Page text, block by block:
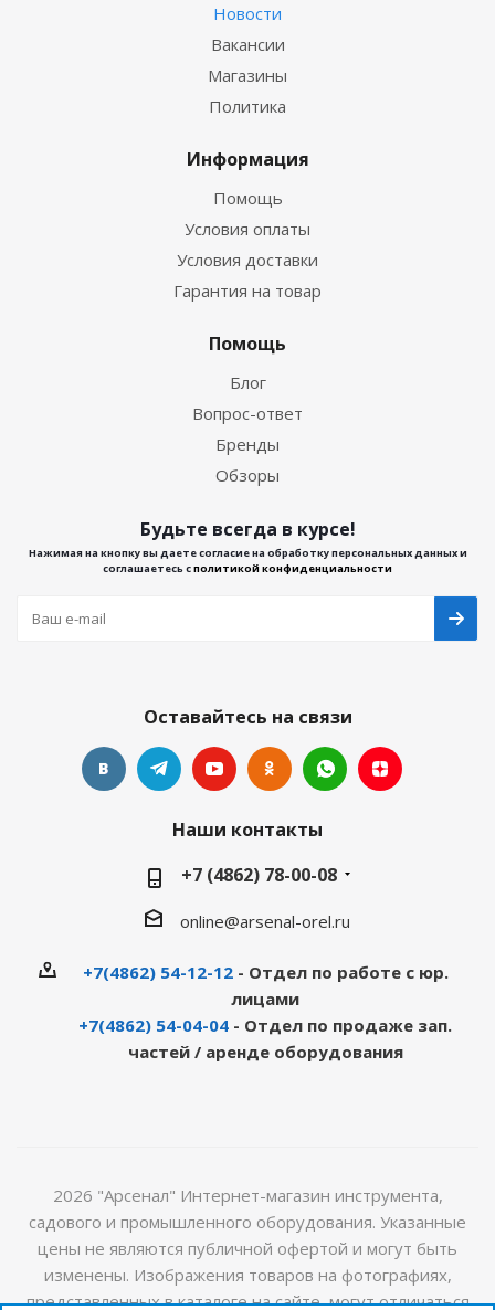
Новости
Вакансии
Магазины
Политика
Информация
Помощь
Условия оплаты
Условия доставки
Гарантия на товар
Помощь
Блог
Вопрос-ответ
Бренды
Обзоры
Будьте всегда в курсе!
Нажимая на кнопку вы даете согласие на обработку персональных данных и
соглашаетесь сполитикой конфиденциальности
Оставайтесь на связи
Наши контакты
+7 (4862) 78-00-08
online@arsenal-orel.ru
+7(4862) 54-12-12- Отдел по работе с юр.
лицами
+7(4862) 54-04-04 - Отдел по продаже зап.
частей / аренде оборудования
2026 "Арсенал" Интернет-магазин инструмента,
садового и промышленного оборудования. Указанные
цены не являются публичной офертой и могут быть
изменены. Изображения товаров на фотографиях,
представленных в каталоге на сайте, могут отличаться